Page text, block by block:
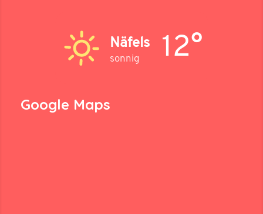
Näfels
sonnig 12°
Google Maps